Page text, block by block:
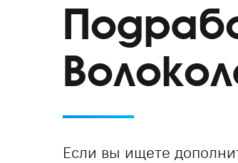
Если вы ищете